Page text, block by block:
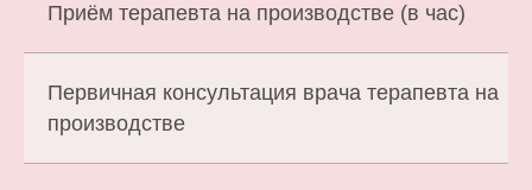
Приём терапевта на производстве (в час)
Первичная консультация врача терапевта на
производстве